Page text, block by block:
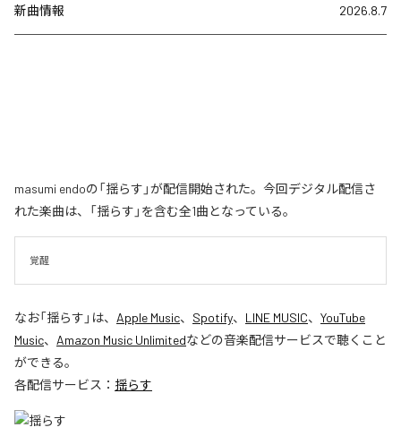
新曲情報 2026.8.7
masumi endoの「揺らす」が配信開始された。今回デジタル配信さ
れた楽曲は、「揺らす」を含む全1曲となっている。
覚醒
なお「揺らす 」は、 Apple Music、 Spotify、 LINE MUSIC、 YouTube
Music、 Amazon Music Unlimitedなどの音楽配信サービスで聴くこと
ができる。
各配信サービス： 揺らす